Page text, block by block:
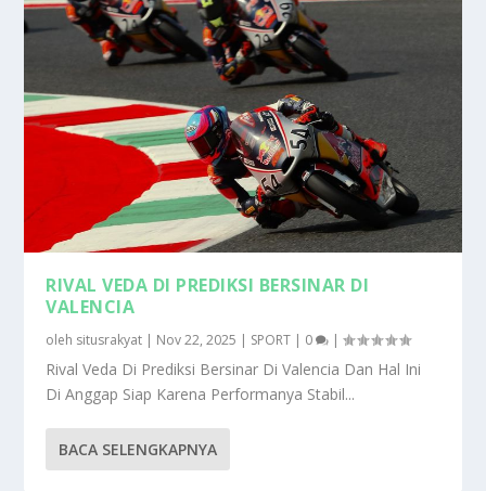
RIVAL VEDA DI PREDIKSI BERSINAR DI
VALENCIA
oleh situsrakyat | Nov 22, 2025 | SPORT | 0 |
Rival Veda Di Prediksi Bersinar Di Valencia Dan Hal Ini
Di Anggap Siap Karena Performanya Stabil...
BACA SELENGKAPNYA